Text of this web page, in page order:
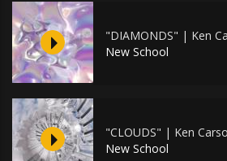
"DIAMONDS" | Ken
New School
"CLOUDS" | Ken
New School